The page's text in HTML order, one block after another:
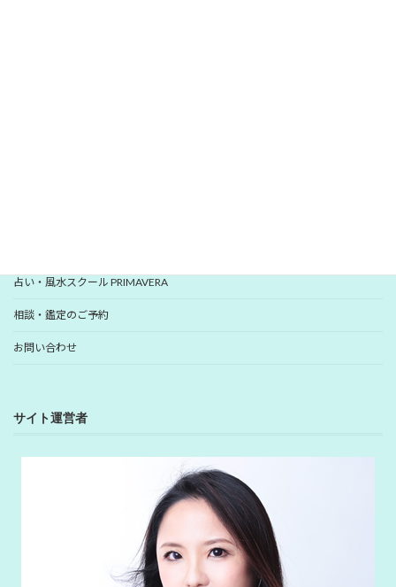
占い・風水スクール PRIMAVERA
相談・鑑定のご予約
お問い合わせ
サイト運営者